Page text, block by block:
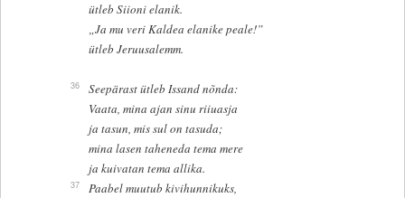
ütleb Siioni elanik.
„Ja mu veri Kaldea elanike peale!”
ütleb Jeruusalemm.
36
Seepärast ütleb Issand nõnda:
Vaata, mina ajan sinu riiuasja
ja tasun, mis sul on tasuda;
mina lasen taheneda tema mere
ja kuivatan tema allika.
37
Paabel muutub kivihunnikuks,